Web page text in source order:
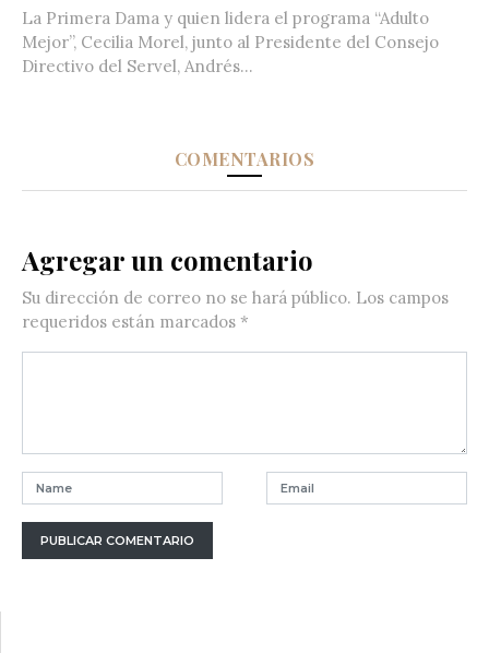
La Primera Dama y quien lidera el programa “Adulto
Mejor”, Cecilia Morel, junto al Presidente del Consejo
Directivo del Servel, Andrés...
COMENTARIOS
Agregar un comentario
Su dirección de correo no se hará público. Los campos
requeridos están marcados *